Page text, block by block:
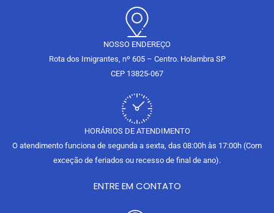
e
NOSSO ENDEREÇO
Rota dos Imigrantes, nº 605 – Centro. Holambra SP
CEP 13825-067
HORÁRIOS DE ATENDIMENTO
O atendimento funciona de segunda a sexta, das 08:00h às 17:00h (Com
exceção de feriados ou recesso de final de ano).
ENTRE EM CONTATO